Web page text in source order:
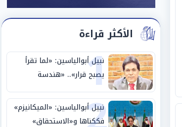
الأكثر قراءة
1
نبيل أبوالياسين: «لما تقرأ
يصبح قرار».. «هندسة
الاستثمار السيادي» بين «ربط
الجيب بالوطن» و«سيادة
الكلمة»
نبيل أبوالياسين: «الميكانيزم»
فككناها و«الاستحقاق»